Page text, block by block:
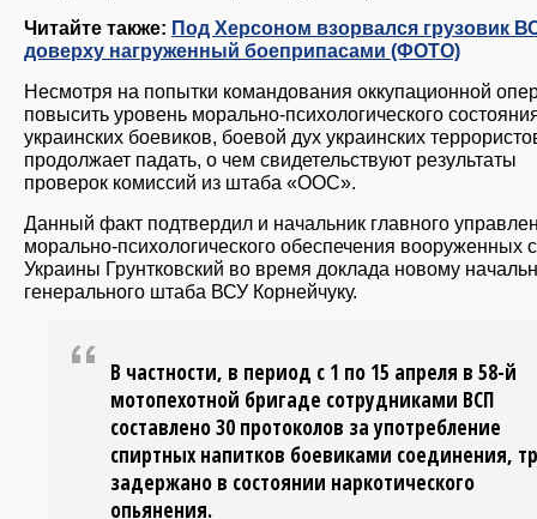
Читайте также: Под Херсоном взорвался грузовик
доверху нагруженный боеприпасами (ФОТО)
Несмотря на попытки командования оккупационной
повысить уровень морально-психологического
украинских боевиков, боевой дух украинских
продолжает падать, о чем свидетельствуют результаты
проверок комиссий из штаба «ООС».
Данный факт подтвердил и начальник главного
морально-психологического обеспечения вооруженных
Украины Грунтковский во время доклада новому
генерального штаба ВСУ Корнейчуку.
В частности, в период с 1 по 15 апреля в 58-й
мотопехотной бригаде сотрудниками ВСП
составлено 30 протоколов за употребление
спиртных напитков боевиками соединения,
задержано в состоянии наркотического
опьянения.